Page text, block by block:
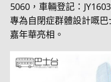
5060，車輛登記：
專為自閉症群體設計嘅
嘉年華亮相。